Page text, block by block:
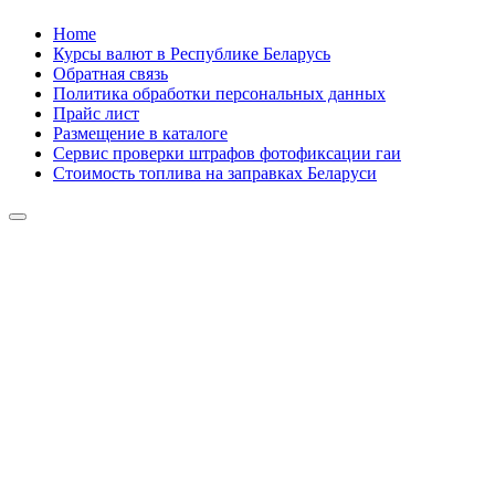
Home
Курсы валют в Республике Беларусь
Обратная связь
Политика обработки персональных данных
Прайс лист
Размещение в каталоге
Сервис проверки штрафов фотофиксации гаи
Стоимость топлива на заправках Беларуси